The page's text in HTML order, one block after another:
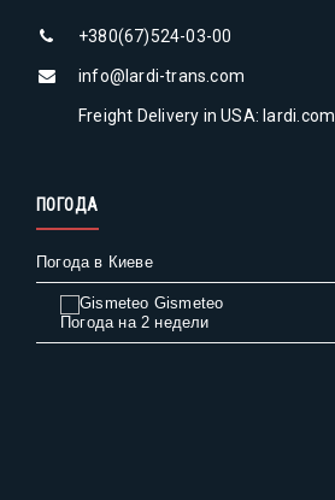
+380(67)524-03-00
info@lardi-trans.com
Freight Delivery in USA: lardi.com
ПОГОДА
Погода в Киеве
Gismeteo
Погода на 2 недели